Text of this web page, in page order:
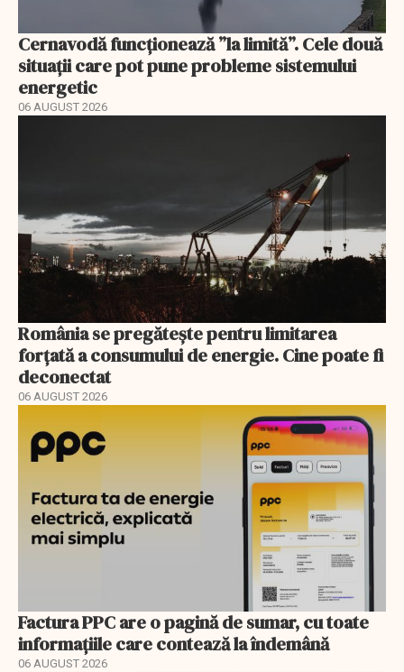
Cernavodă funcționează ”la limită”. Cele două
situații care pot pune probleme sistemului
energetic
06 AUGUST 2026
România se pregătește pentru limitarea
forțată a consumului de energie. Cine poate fi
deconectat
06 AUGUST 2026
Factura PPC are o pagină de sumar, cu toate
informațiile care contează la îndemână
06 AUGUST 2026